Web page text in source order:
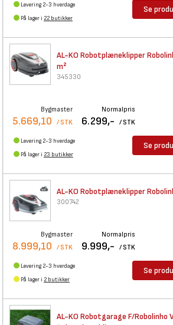
Levering 2-3 hverdage
På lager i 22 butikker
Se
AL-KO Robotplæneklipper
m²
345330
Bygmaster
5.669,10 / STK
Normalpris
6.299,- / STK
Levering 2-3 hverdage
På lager i 23 butikker
Se
AL-KO Robotplæneklipper
300742
Bygmaster
8.999,10 / STK
Normalpris
9.999,- / STK
Levering 2-3 hverdage
På lager i 2 butikker
Se
AL-KO Robotgarage F/Robolinho